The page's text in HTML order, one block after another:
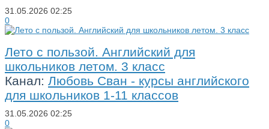
31.05.2026 02:25
0
Лето с пользой. Английский для
школьников летом. 3 класс
Канал: Любовь Сван - курсы английского
для школьников 1-11 классов
31.05.2026 02:25
0